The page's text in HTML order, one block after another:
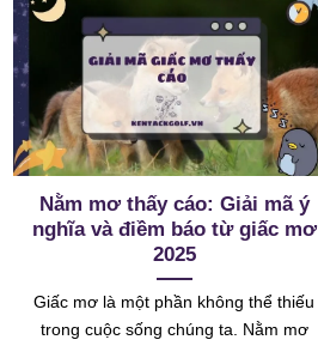
Nằm mơ thấy cáo: Giải mã ý
nghĩa và điềm báo từ giấc mơ
2025
Giấc mơ là một phần không thể thiếu
trong cuộc sống chúng ta. Nằm mơ